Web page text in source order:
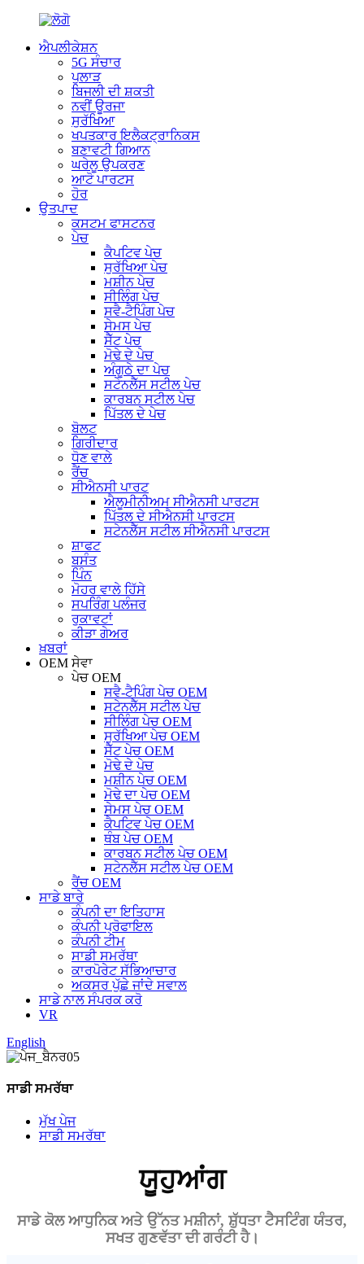
ਐਪਲੀਕੇਸ਼ਨ
5G ਸੰਚਾਰ
ਪੁਲਾੜ
ਬਿਜਲੀ ਦੀ ਸ਼ਕਤੀ
ਨਵੀਂ ਊਰਜਾ
ਸੁਰੱਖਿਆ
ਖਪਤਕਾਰ ਇਲੈਕਟ੍ਰਾਨਿਕਸ
ਬਣਾਵਟੀ ਗਿਆਨ
ਘਰੇਲੂ ਉਪਕਰਣ
ਆਟੋ ਪਾਰਟਸ
ਹੋਰ
ਉਤਪਾਦ
ਕਸਟਮ ਫਾਸਟਨਰ
ਪੇਚ
ਕੈਪਟਿਵ ਪੇਚ
ਸੁਰੱਖਿਆ ਪੇਚ
ਮਸ਼ੀਨ ਪੇਚ
ਸੀਲਿੰਗ ਪੇਚ
ਸਵੈ-ਟੈਪਿੰਗ ਪੇਚ
ਸੇਮਸ ਪੇਚ
ਸੈੱਟ ਪੇਚ
ਮੋਢੇ ਦੇ ਪੇਚ
ਅੰਗੂਠੇ ਦਾ ਪੇਚ
ਸਟੇਨਲੈੱਸ ਸਟੀਲ ਪੇਚ
ਕਾਰਬਨ ਸਟੀਲ ਪੇਚ
ਪਿੱਤਲ ਦੇ ਪੇਚ
ਬੋਲਟ
ਗਿਰੀਦਾਰ
ਧੋਣ ਵਾਲੇ
ਰੈਂਚ
ਸੀਐਨਸੀ ਪਾਰਟ
ਐਲੂਮੀਨੀਅਮ ਸੀਐਨਸੀ ਪਾਰਟਸ
ਪਿੱਤਲ ਦੇ ਸੀਐਨਸੀ ਪਾਰਟਸ
ਸਟੇਨਲੈੱਸ ਸਟੀਲ ਸੀਐਨਸੀ ਪਾਰਟਸ
ਸ਼ਾਫਟ
ਬਸੰਤ
ਪਿੰਨ
ਮੋਹਰ ਵਾਲੇ ਹਿੱਸੇ
ਸਪਰਿੰਗ ਪਲੰਜਰ
ਰੁਕਾਵਟਾਂ
ਕੀੜਾ ਗੇਅਰ
ਖ਼ਬਰਾਂ
OEM ਸੇਵਾ
ਪੇਚ OEM
ਸਵੈ-ਟੈਪਿੰਗ ਪੇਚ OEM
ਸਟੇਨਲੈੱਸ ਸਟੀਲ ਪੇਚ
ਸੀਲਿੰਗ ਪੇਚ OEM
ਸੁਰੱਖਿਆ ਪੇਚ OEM
ਸੈੱਟ ਪੇਚ OEM
ਮੋਢੇ ਦੇ ਪੇਚ
ਮਸ਼ੀਨ ਪੇਚ OEM
ਮੋਢੇ ਦਾ ਪੇਚ OEM
ਸੇਮਸ ਪੇਚ OEM
ਕੈਪਟਿਵ ਪੇਚ OEM
ਥੰਬ ਪੇਚ OEM
ਕਾਰਬਨ ਸਟੀਲ ਪੇਚ OEM
ਸਟੇਨਲੈੱਸ ਸਟੀਲ ਪੇਚ OEM
ਰੈਂਚ OEM
ਸਾਡੇ ਬਾਰੇ
ਕੰਪਨੀ ਦਾ ਇਤਿਹਾਸ
ਕੰਪਨੀ ਪ੍ਰੋਫਾਇਲ
ਕੰਪਨੀ ਟੀਮ
ਸਾਡੀ ਸਮਰੱਥਾ
ਕਾਰਪੋਰੇਟ ਸੱਭਿਆਚਾਰ
ਅਕਸਰ ਪੁੱਛੇ ਜਾਂਦੇ ਸਵਾਲ
ਸਾਡੇ ਨਾਲ ਸੰਪਰਕ ਕਰੋ
VR
English
ਸਾਡੀ ਸਮਰੱਥਾ
ਮੁੱਖ ਪੇਜ
ਸਾਡੀ ਸਮਰੱਥਾ
ਯੂਹੁਆਂਗ
ਸਾਡੇ ਕੋਲ ਆਧੁਨਿਕ ਅਤੇ ਉੱਨਤ ਮਸ਼ੀਨਾਂ, ਸ਼ੁੱਧਤਾ ਟੈਸਟਿੰਗ ਯੰਤਰ,
ਸਖਤ ਗੁਣਵੱਤਾ ਦੀ ਗਰੰਟੀ ਹੈ।